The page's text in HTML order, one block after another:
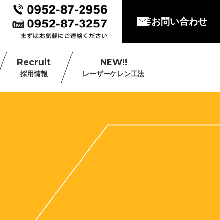
お問い合わせ
Recruit
採用情報
NEW!!
レーザーケレン工法